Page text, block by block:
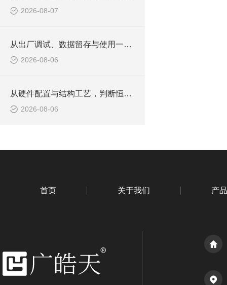
2026-08-07
从出厂调试、数据留存与使用一致性，判定老化箱综合品质
2026-08-06
从硬件配置与结构工艺，判断恒温恒湿老化箱品质是否合规
2026-08-06
首页 关于我们 产